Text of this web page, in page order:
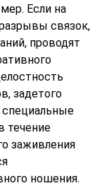
Если на
связок,
проводят
задетого
специальные
течение
заживления
ношения.